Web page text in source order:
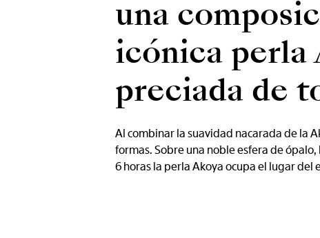
una
icónica perla
preciada de
Al combinar la suavidad nacarada de la
formas. Sobre una noble esfera de
6 horas la perla Akoya ocupa el lugar del